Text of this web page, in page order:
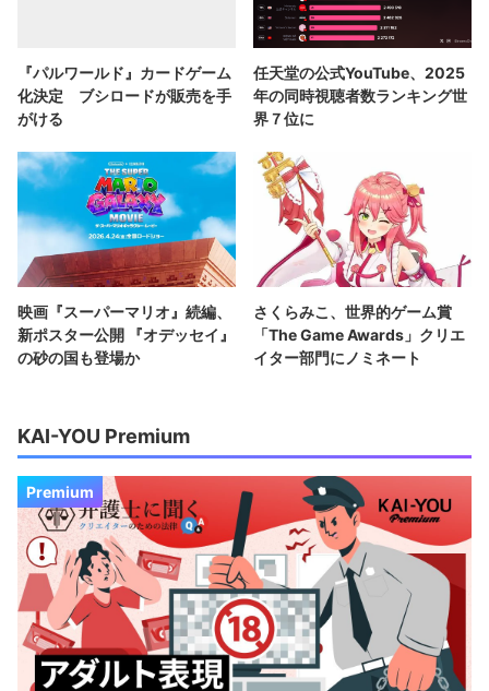
『パルワールド』カードゲーム
化決定 ブシロードが販売を手
がける
任天堂の公式YouTube、2025
年の同時視聴者数ランキング世
界７位に
映画『スーパーマリオ』続編、
新ポスター公開 『オデッセイ』
の砂の国も登場か
さくらみこ、世界的ゲーム賞
「The Game Awards」クリエ
イター部門にノミネート
KAI-YOU Premium
Premium